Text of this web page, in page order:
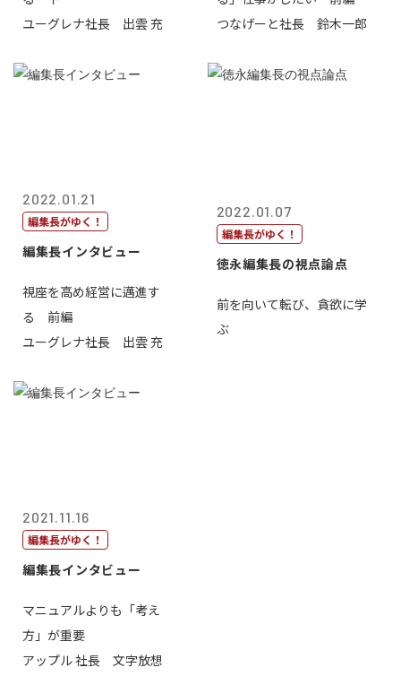
ユーグレナ社長 出雲 充
つなげーと社長 鈴木一郎
2022.01.21
編集長がゆく！
編集長インタビュー
視座を高め経営に邁進す
る 前編
ユーグレナ社長 出雲 充
2022.01.07
編集長がゆく！
徳永編集長の視点論点
前を向いて転び、貪欲に学
ぶ
2021.11.16
編集長がゆく！
編集長インタビュー
マニュアルよりも「考え
方」が重要
アップル 社長 文字放想